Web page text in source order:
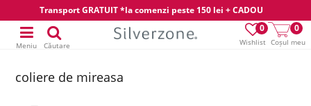
Transport GRATUIT *la comenzi peste 150 lei + CADOU
Wishlist
0
Coșul meu
0
Meniu Căutare
coliere de mireasa